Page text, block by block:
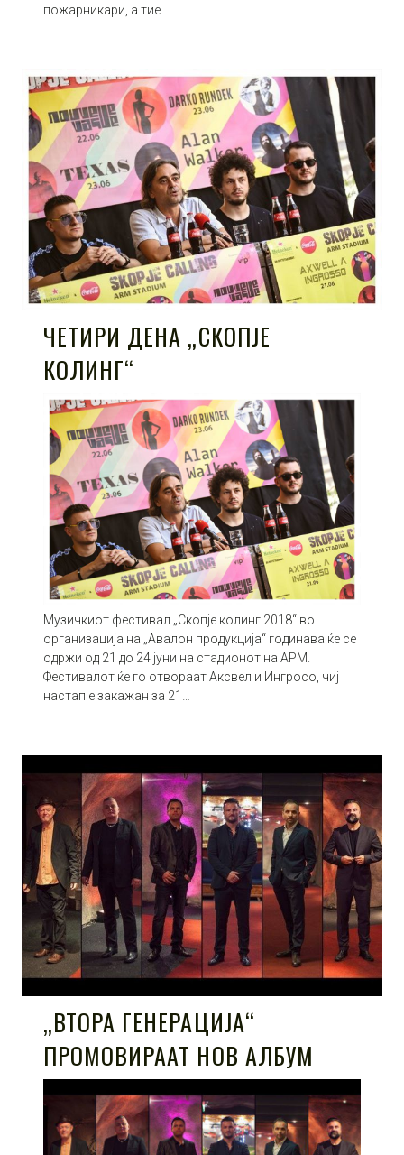
пожарникари, а тие…
ЧЕТИРИ ДЕНА „СКОПЈЕ
КОЛИНГ“
Музичкиот фестивал „Скопје колинг 2018“ во
организација на „Авалон продукција“ годинава ќе се
одржи од 21 до 24 јуни на стадионот на АРМ.
Фестивалот ќе го отвораат Аксвел и Ингросо, чиј
настап е закажан за 21…
„ВТОРА ГЕНЕРАЦИЈА“
ПРОМОВИРААТ НОВ АЛБУМ